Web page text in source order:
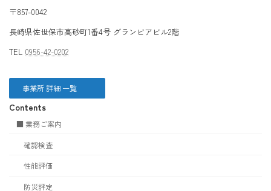
〒857-0042
長崎県佐世保市高砂町1番4号 グランビアビル2階
TEL 0956-42-0202
事業所 詳細 一覧
Contents
■ 業務ご案内
確認検査
性能評価
防災評定